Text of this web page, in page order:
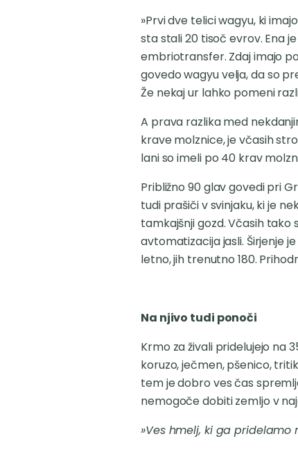
»Prvi dve telici wagyu, ki
sta stali 20 tisoč evrov. Ena
embriotransfer. Zdaj imajo
govedo wagyu velja, da so
Že nekaj ur lahko pomeni
A prava razlika med
krave molznice, je včasih
lani so imeli po 40 krav
Približno 90 glav govedi pri
tudi prašiči v svinjaku, ki je
tamkajšnji gozd. Včasih tako
avtomatizacija jasli. Širjenje
letno, jih trenutno 180.
Na njivo tudi ponoči
Krmo za živali pridelujejo na
koruzo, ječmen, pšenico,
tem je dobro ves čas
nemogoče dobiti zemljo v
»Ves hmelj, ki ga